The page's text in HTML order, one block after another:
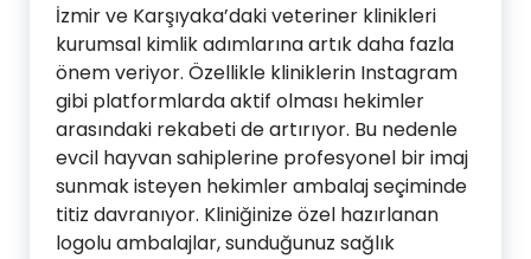
İzmir ve Karşıyaka’daki veteriner klinikleri
kurumsal kimlik adımlarına artık daha fazla
önem veriyor. Özellikle kliniklerin Instagram
gibi platformlarda aktif olması hekimler
arasındaki rekabeti de artırıyor. Bu nedenle
evcil hayvan sahiplerine profesyonel bir imaj
sunmak isteyen hekimler ambalaj seçiminde
titiz davranıyor. Kliniğinize özel hazırlanan
logolu ambalajlar, sunduğunuz sağlık